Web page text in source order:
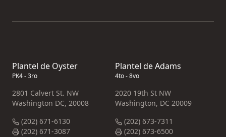
Plantel de Oyster
PK4 - 3ro
2801 Calvert St. NW
Washington DC, 20008
(202) 671-6130
(202) 671-3087
Plantel de Adams
4to - 8vo
2020 19th St NW
Washington, DC 20009
(202) 673-7311
(202) 673-6500